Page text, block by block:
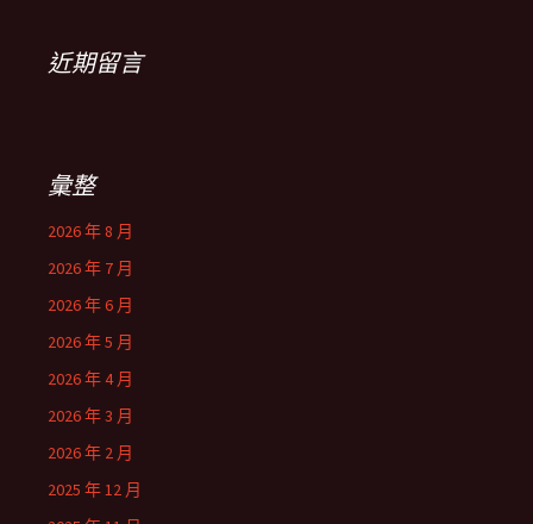
近期留言
彙整
2026 年 8 月
2026 年 7 月
2026 年 6 月
2026 年 5 月
2026 年 4 月
2026 年 3 月
2026 年 2 月
2025 年 12 月